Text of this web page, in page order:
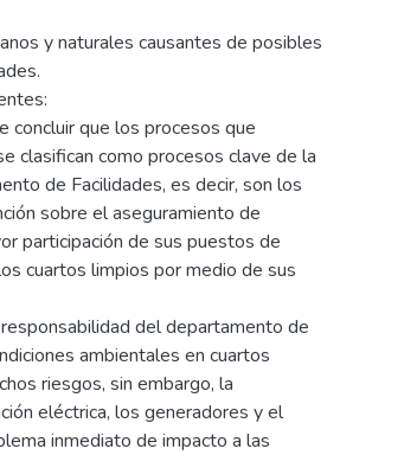
y naturales causantes de posibles
concluir que los procesos que
clasifican como procesos clave de la
de Facilidades, es decir, son los
sobre el aseguramiento de
participación de sus puestos de
cuartos limpios por medio de sus
del departamento de
ambientales en cuartos
riesgos, sin embargo, la
eléctrica, los generadores y el
inmediato de impacto a las